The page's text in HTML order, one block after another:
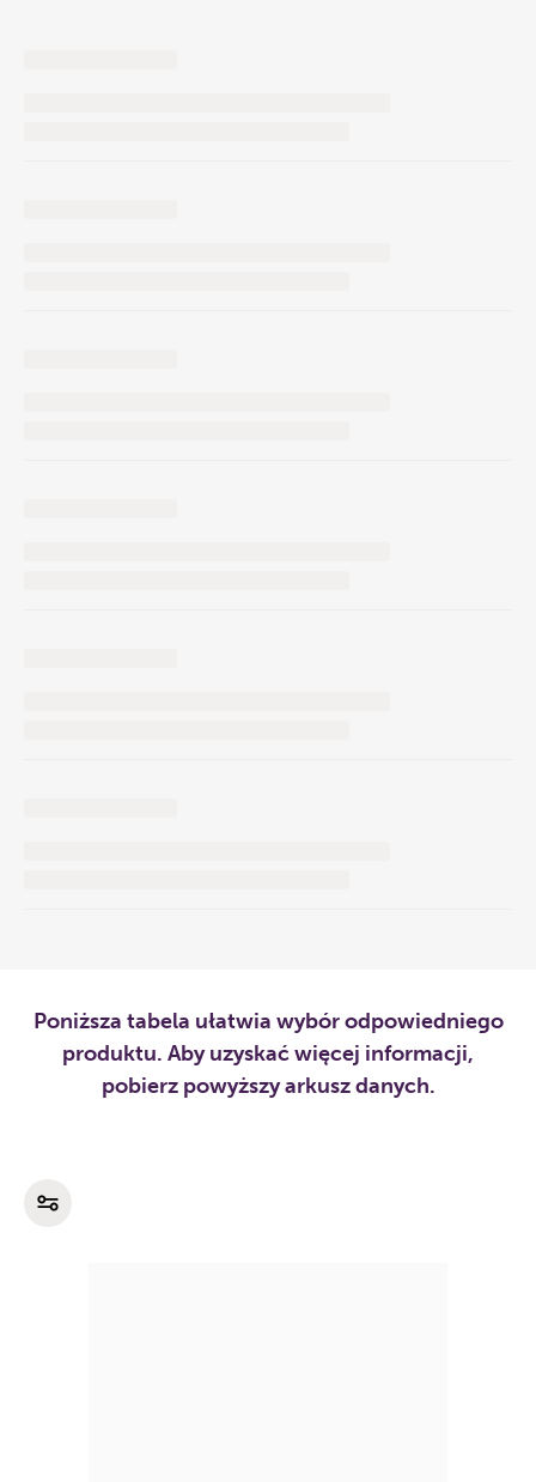
Poniższa tabela ułatwia wybór odpowiedniego
produktu. Aby uzyskać więcej informacji,
pobierz powyższy arkusz danych.